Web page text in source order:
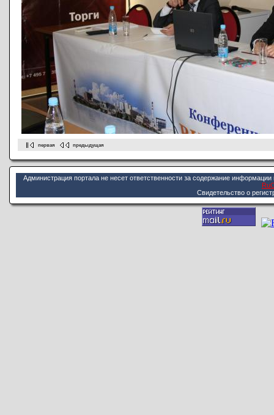
первая предыдущая
Администрация портала не несет ответственности за содержание
Cвидетельство о